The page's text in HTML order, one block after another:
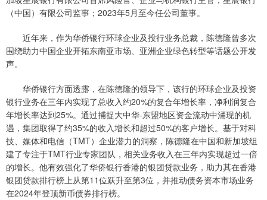
（中国）有限公司监事；2023年5月至今任公司董事。
近年来，作为华侨银行环球企业及投行业务总裁，陈德隆曾多次
围绕助力中国企业开拓东南亚市场、亚洲企业绿色转型等话题公开发
声。
华侨银行方面透露，在陈德隆的领导下，该行的环球企业及投资
银行业务在三年内实现了总收入约20%的复合年增长率，净利润复合
年增长率达到25%。通过捕捉大中华-东盟地区资金流动中涌现的机
遇，集团取得了约35%的收入增长和超过50%的客户增长。基于对科
技、媒体和电信（TMT）企业潜力的洞察，陈德隆在中国和新加坡组
建了专注于TMT行业专家团队，相关业务收入在三年内实现超过一倍
的增长。他有效强化了华侨银行香港的银团贷款业务，助力其在香港
银团贷款排行榜上从第11位跃升至第3位，并推动债务资本市场业务
在2024年登顶新币债券排行榜。